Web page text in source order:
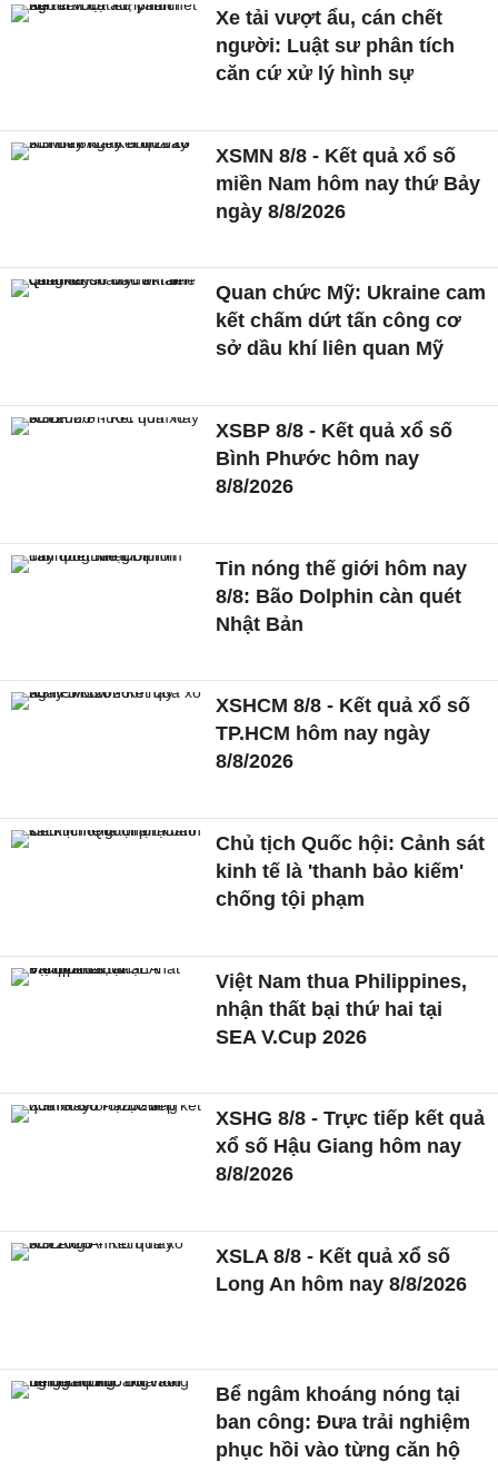
Xe tải vượt ẩu, cán chết
người: Luật sư phân tích
căn cứ xử lý hình sự
XSMN 8/8 - Kết quả xổ số
miền Nam hôm nay thứ Bảy
ngày 8/8/2026
Quan chức Mỹ: Ukraine cam
kết chấm dứt tấn công cơ
sở dầu khí liên quan Mỹ
XSBP 8/8 - Kết quả xổ số
Bình Phước hôm nay
8/8/2026
Tin nóng thế giới hôm nay
8/8: Bão Dolphin càn quét
Nhật Bản
XSHCM 8/8 - Kết quả xổ số
TP.HCM hôm nay ngày
8/8/2026
Chủ tịch Quốc hội: Cảnh sát
kinh tế là 'thanh bảo kiếm'
chống tội phạm
Việt Nam thua Philippines,
nhận thất bại thứ hai tại
SEA V.Cup 2026
XSHG 8/8 - Trực tiếp kết quả
xổ số Hậu Giang hôm nay
8/8/2026
XSLA 8/8 - Kết quả xổ số
Long An hôm nay 8/8/2026
Bể ngâm khoáng nóng tại
ban công: Đưa trải nghiệm
phục hồi vào từng căn hộ